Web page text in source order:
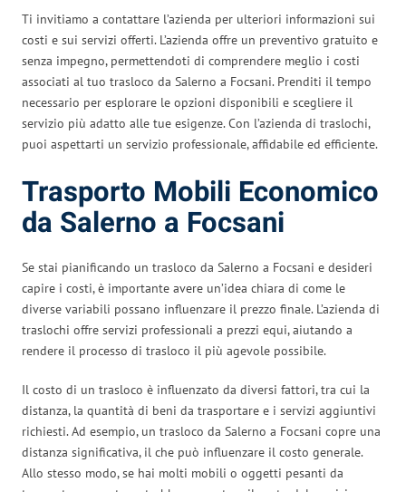
Ti invitiamo a contattare l’azienda per ulteriori informazioni sui
costi e sui servizi offerti. L’azienda offre un preventivo gratuito e
senza impegno, permettendoti di comprendere meglio i costi
associati al tuo trasloco da Salerno a Focsani. Prenditi il tempo
necessario per esplorare le opzioni disponibili e scegliere il
servizio più adatto alle tue esigenze. Con l’azienda di traslochi,
puoi aspettarti un servizio professionale, affidabile ed efficiente.
Trasporto Mobili Economico
da Salerno a Focsani
Se stai pianificando un trasloco da Salerno a Focsani e desideri
capire i costi, è importante avere un’idea chiara di come le
diverse variabili possano influenzare il prezzo finale. L’azienda di
traslochi offre servizi professionali a prezzi equi, aiutando a
rendere il processo di trasloco il più agevole possibile.
Il costo di un trasloco è influenzato da diversi fattori, tra cui la
distanza, la quantità di beni da trasportare e i servizi aggiuntivi
richiesti. Ad esempio, un trasloco da Salerno a Focsani copre una
distanza significativa, il che può influenzare il costo generale.
Allo stesso modo, se hai molti mobili o oggetti pesanti da